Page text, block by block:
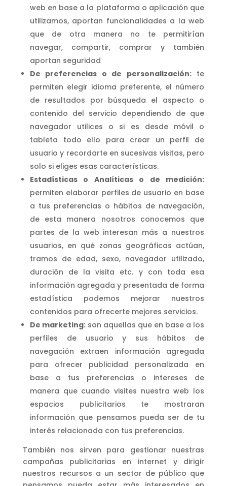
web en base a la plataforma o aplicación que
utilizamos, aportan funcionalidades a la web
que de otra manera no te permitirían
navegar, compartir, comprar y también
aportan seguridad
De preferencias o de personalización:te
permiten elegir idioma preferente, el número
de resultados por búsqueda el aspecto o
contenido del servicio dependiendo de que
navegador utilices o si es desde móvil o
tableta todo ello para crear un perfil de
usuario y recordarte en sucesivas visitas, pero
solo si eliges esas características.
Estadísticas o Analíticas o de medición:
permiten elaborar perfiles de usuario en base
a tus preferencias o hábitos de navegación,
de esta manera nosotros conocemos que
partes de la web interesan más a nuestros
usuarios, en qué zonas geográficas actúan,
tramos de edad, sexo, navegador utilizado,
duración de la visita etc. y con toda esa
información agregada y presentada de forma
estadística podemos mejorar nuestros
contenidos para ofrecerte mejores servicios.
De marketing:son aquellas que en base a los
perfiles de usuario y sus hábitos de
navegación extraen información agregada
para ofrecer publicidad personalizada en
base a tus preferencias o intereses de
manera que cuando visites nuestra web los
espacios publicitarios te mostraran
información que pensamos pueda ser de tu
interés relacionada con tus preferencias.
También nos sirven para gestionar nuestras
campañas publicitarias en internet y dirigir
nuestros recursos a un sector de público que